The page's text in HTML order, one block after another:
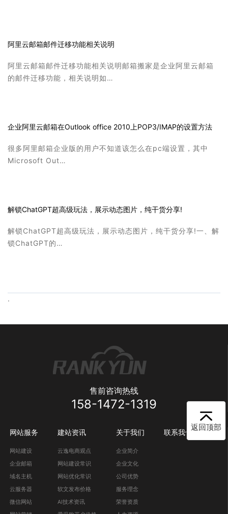
阿里云邮箱邮件迁移功能相关说明
阿里云邮箱邮件迁移功能相关说明邮箱搬家是企业阿里云邮箱
的邮件迁移功能，相关说明如…
企业阿里云邮箱在Outlook office 2010上POP3/IMAP的设置方法
很多阿里邮箱企业版的用户不知道该怎么在pc端设置，其中
Microsoft Out…
解锁ChatGPT超高级玩法，展示动态图片，纯干货分享!
解锁ChatGPT超高级玩法，展示动态图片，纯干货分享!一、解
锁ChatGPT的…
.
售前咨询热线
158-1472-1319
网站服务
网站建设
企业邮箱
域名主机
云服务器
微信网站
建站资讯
云逸电商观点
网站建设常识
网站优化常识
软文发布价格
AI技术资讯
关于我们
企业简介
企业文化
公司优势
服务理念
荣誉资质
联系我们返回顶部